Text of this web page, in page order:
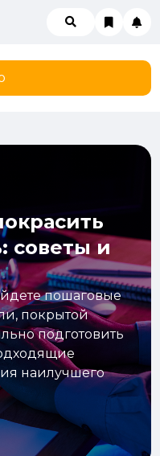
советы и
пошаговые
покрытой
подготовить
наилучшего